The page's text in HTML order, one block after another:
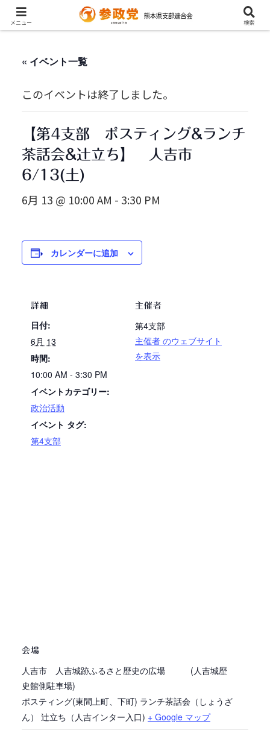
« イベント一覧
このイベントは終了しました。
【第4支部 ポスティング&ランチ
茶話会&辻立ち】 人吉市
6/13(土)
6月 13 @ 10:00 AM - 3:30 PM
カレンダーに追加
詳細
日付:
6月 13
時間:
10:00 AM - 3:30 PM
イベントカテゴリー:
政治活動
イベント タグ:
第4支部
主催者
第4支部
主催者 のウェブサイト
を表示
会場
人吉市 人吉城跡ふるさと歴史の広場 (人吉城歴
史館側駐車場)
ポスティング(東間上町、下町) ランチ茶話会（しょうざ
ん） 辻立ち（人吉インター入口) + Google マップ
メニュー 検索